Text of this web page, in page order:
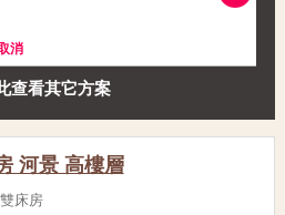
消
查看其它方案
河景 高樓層
雙床房